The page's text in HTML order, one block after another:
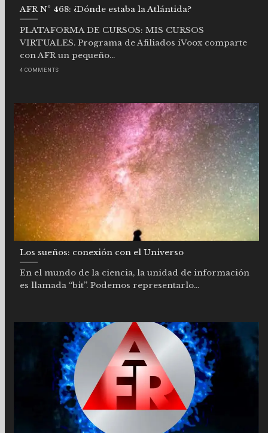
AFR Nº 468: ¿Dónde estaba la Atlántida?
PLATAFORMA DE CURSOS: MIS CURSOS
VIRTUALES. Programa de Afiliados iVoox comparte
con AFR un pequeño...
4 COMMENTS
Los sueños: conexión con el Universo
En el mundo de la ciencia, la unidad de información
es llamada “bit”. Podemos representarlo...